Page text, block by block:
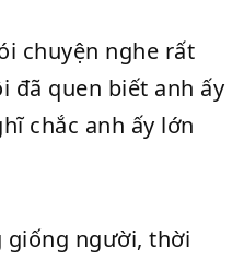
chuyện nghe rất
đã quen biết anh ấy
chắc anh ấy lớn
giống người, thời